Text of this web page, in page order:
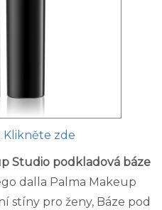
Klikněte zde
Studio podkladová báze
dalla Palma Makeup
stíny pro ženy, Báze pod